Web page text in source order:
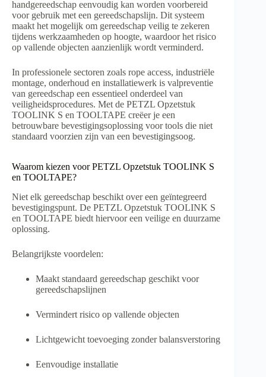
handgereedschap eenvoudig kan worden voorbereid
voor gebruik met een gereedschapslijn. Dit systeem
maakt het mogelijk om gereedschap veilig te zekeren
tijdens werkzaamheden op hoogte, waardoor het risico
op vallende objecten aanzienlijk wordt verminderd.
In professionele sectoren zoals rope access, industriële
montage, onderhoud en installatiewerk is valpreventie
van gereedschap een essentieel onderdeel van
veiligheidsprocedures. Met de PETZL Opzetstuk
TOOLINK S en TOOLTAPE creëer je een
betrouwbare bevestigingsoplossing voor tools die niet
standaard voorzien zijn van een bevestigingsoog.
Waarom kiezen voor PETZL Opzetstuk TOOLINK S
en TOOLTAPE?
Niet elk gereedschap beschikt over een geïntegreerd
bevestigingspunt. De PETZL Opzetstuk TOOLINK S
en TOOLTAPE biedt hiervoor een veilige en duurzame
oplossing.
Belangrijkste voordelen:
Maakt standaard gereedschap geschikt voor
gereedschapslijnen
Vermindert risico op vallende objecten
Lichtgewicht toevoeging zonder balansverstoring
Eenvoudige installatie